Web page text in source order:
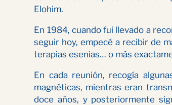
Elohim.
En 1984, cuando fui llevado a
seguir hoy, empecé a recibir de
terapias esenias… o más
En cada reunión, recogía
magnéticas, mientras eran
doce años, y posteriormente